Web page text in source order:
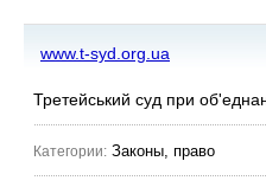
www.t-syd.org.ua
Третейський суд при
Категории: Законы, право